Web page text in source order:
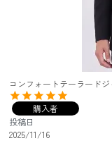
コンフォートテーラードジ
購入者
投稿日
2025/11/16